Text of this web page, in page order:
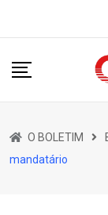
O BOLETIM
mandatário